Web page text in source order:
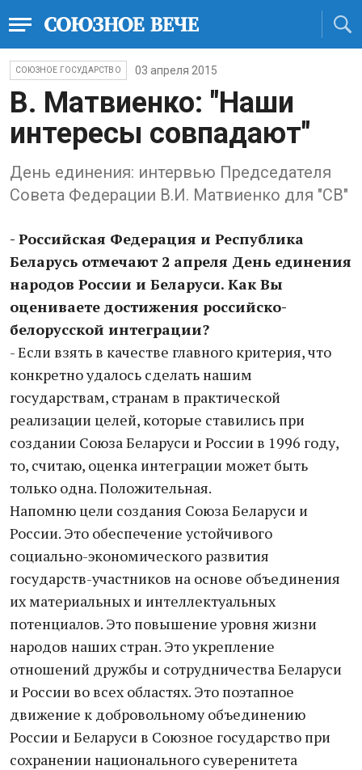
СОЮЗНОЕ ГОСУДАРСТВО 03 апреля 2015
В. Матвиенко: "Наши
интересы совпадают"
День единения: интервью Председателя
Совета Федерации В.И. Матвиенко для "СВ"
- Российская Федерация и Республика
Беларусь отмечают 2 апреля День единения
народов России и Беларуси. Как Вы
оцениваете достижения российско-
белорусской интеграции?
- Если взять в качестве главного критерия, что
конкретно удалось сделать нашим
государствам, странам в практической
реализации целей, которые ставились при
создании Союза Беларуси и России в 1996 году,
то, считаю, оценка интеграции может быть
только одна. Положительная.
Напомню цели создания Союза Беларуси и
России. Это обеспечение устойчивого
социально-экономического развития
государств-участников на основе объединения
их материальных и интеллектуальных
потенциалов. Это повышение уровня жизни
народов наших стран. Это укрепление
отношений дружбы и сотрудничества Беларуси
и России во всех областях. Это поэтапное
движение к добровольному объединению
России и Беларуси в Союзное государство при
сохранении национального суверенитета